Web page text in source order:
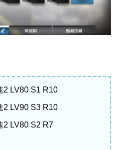
S1 R10
S3 R10
LV80 S2 R7